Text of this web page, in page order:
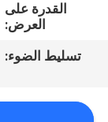
اقتباس
القدرة على
العرض:
تسليط الضوء: